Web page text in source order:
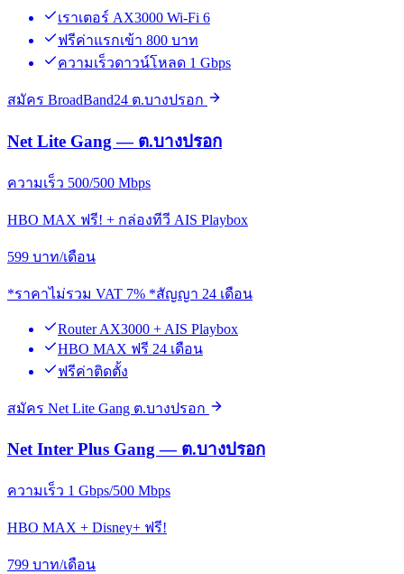
เราเตอร์ AX3000 Wi-Fi 6
ฟรีค่าแรกเข้า 800 บาท
ความเร็วดาวน์โหลด 1 Gbps
สมัคร BroadBand24 ต.บางปรอก
Net Lite Gang — ต.บางปรอก
ความเร็ว 500/500 Mbps
HBO MAX ฟรี! + กล่องทีวี AIS Playbox
599 บาท/เดือน
*ราคาไม่รวม VAT 7% *สัญญา 24 เดือน
Router AX3000 + AIS Playbox
HBO MAX ฟรี 24 เดือน
ฟรีค่าติดตั้ง
สมัคร Net Lite Gang ต.บางปรอก
Net Inter Plus Gang — ต.บางปรอก
ความเร็ว 1 Gbps/500 Mbps
HBO MAX + Disney+ ฟรี!
799 บาท/เดือน